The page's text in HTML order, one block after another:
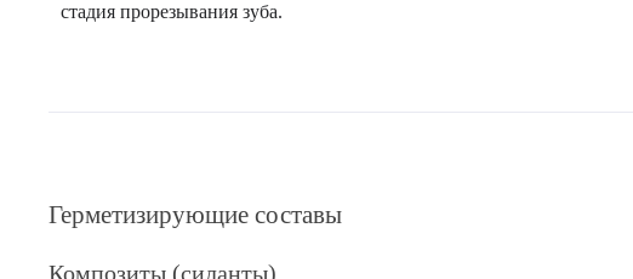
стадия прорезывания зуба.
Герметизирующие составы
Композиты (силанты)